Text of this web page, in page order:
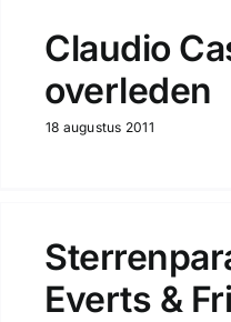
Claudio
overleden
18 augustus 2011
Everts &